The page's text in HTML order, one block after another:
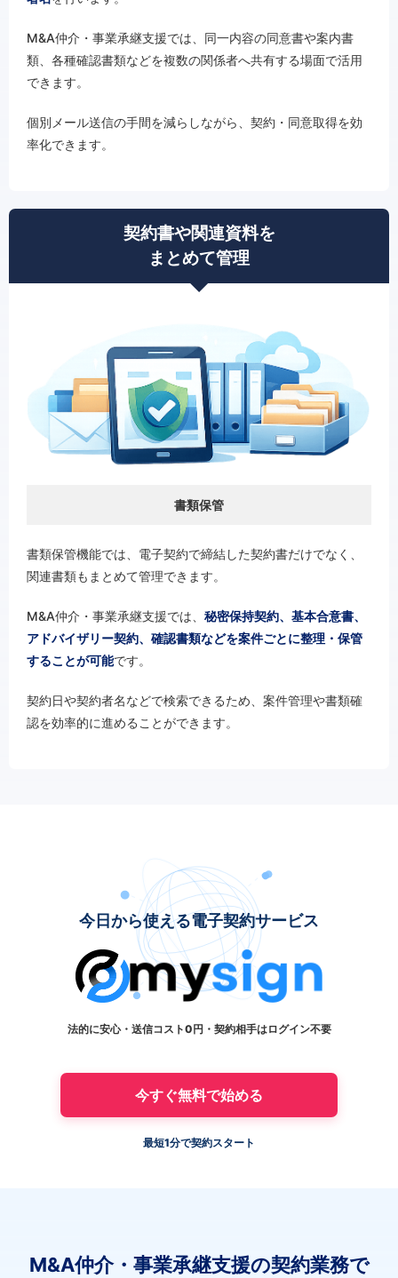
M&A仲介・事業承継支援では、同一内容の同意書や案内書
類、各種確認書類などを複数の関係者へ共有する場面で活用
できます。
個別メール送信の手間を減らしながら、契約・同意取得を効
率化できます。
契約書や関連資料を
まとめて管理
書類保管
書類保管機能では、電子契約で締結した契約書だけでなく、
関連書類もまとめて管理できます。
M&A仲介・事業承継支援では、 秘密保持契約、基本合意書、
アドバイザリー契約、確認書類などを案件ごとに整理・保管
することが可能です。
契約日や契約者名などで検索できるため、案件管理や書類確
認を効率的に進めることができます。
今日から使える電子契約サービス
法的に安心・送信コスト0円・契約相手はログイン不要
今すぐ無料で始める
最短1分で契約スタート
M&A仲介・事業承継支援の契約業務で